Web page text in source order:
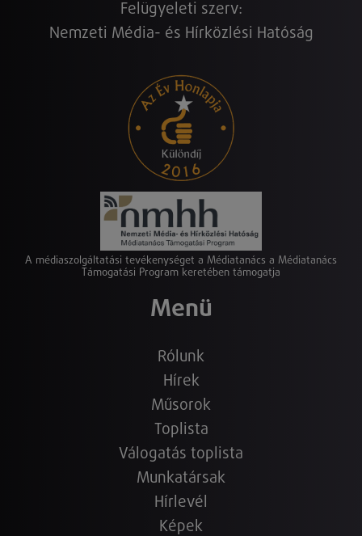
Felügyeleti szerv:
Nemzeti Média- és Hírközlési Hatóság
A médiaszolgáltatási tevékenységet a Médiatanács a Médiatanács
Támogatási Program keretében támogatja
Menü
Rólunk
Hírek
Műsorok
Toplista
Válogatás toplista
Munkatársak
Hírlevél
Képek